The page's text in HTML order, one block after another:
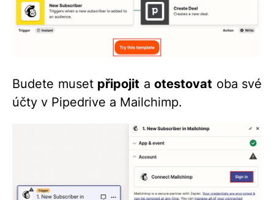
Budete muset připojit a otestovat oba své
účty v Pipedrive a Mailchimp.